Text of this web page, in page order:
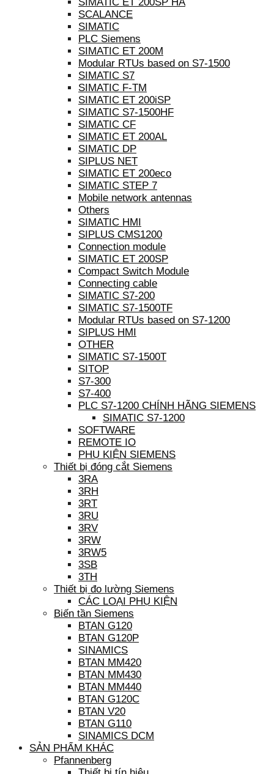
SCALANCE
SIMATIC
PLC Siemens
SIMATIC ET 200M
Modular RTUs based on S7-1500
SIMATIC S7
SIMATIC F-TM
SIMATIC ET 200iSP
SIMATIC S7-1500HF
SIMATIC CF
SIMATIC ET 200AL
SIMATIC DP
SIPLUS NET
SIMATIC ET 200eco
SIMATIC STEP 7
Mobile network antennas
Others
SIMATIC HMI
SIPLUS CMS1200
Connection module
SIMATIC ET 200SP
Compact Switch Module
Connecting cable
SIMATIC S7-200
SIMATIC S7-1500TF
Modular RTUs based on S7-1200
SIPLUS HMI
OTHER
SIMATIC S7-1500T
SITOP
S7-300
S7-400
PLC S7-1200 CHÍNH HÃNG SIEMENS
SIMATIC S7-1200
SOFTWARE
REMOTE IO
PHỤ KIỆN SIEMENS
Thiết bị đóng cắt Siemens
3RA
3RH
3RT
3RU
3RV
3RW
3RW5
3SB
3TH
Thiết bị đo lường Siemens
CÁC LOẠI PHỤ KIỆN
Biến tần Siemens
BTAN G120
BTAN G120P
SINAMICS
BTAN MM420
BTAN MM430
BTAN MM440
BTAN G120C
BTAN V20
BTAN G110
SINAMICS DCM
SẢN PHẨM KHÁC
Pfannenberg